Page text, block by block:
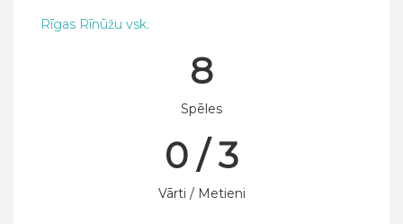
Rīgas Rīnūžu vsk.
8
Spēles
0 / 3
Vārti / Metieni